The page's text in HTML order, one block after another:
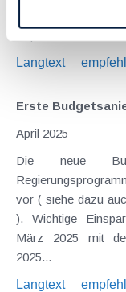
Langtext
Erste
April 2025
Die neue
vor ( siehe dazu
). Wichtige
März 2025 mit
2025...
Langtext